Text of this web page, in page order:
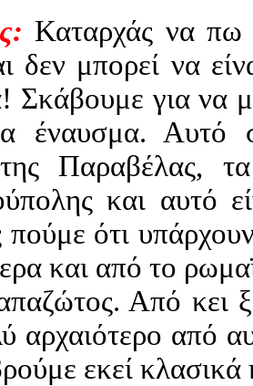
Καταρχάς να πω
δεν μπορεί να
Σκάβουμε για να
έναυσμα. Αυτό
Παραβέλας,
και αυτό
ότι
και από το
Από κει
αρχαιότερο από
εκεί κλασικά